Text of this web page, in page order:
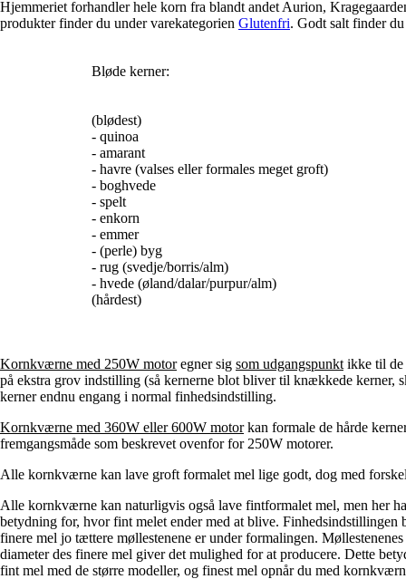
Hjemmeriet forhandler hele korn fra blandt andet Aurion,
produkter finder du under varekategorien Glutenfri. Godt salt finder
Bløde kerner:
(blødest)
- quinoa
- amarant
- havre (valses eller formales meget groft)
- boghvede
- spelt
- enkorn
- emmer
- (perle) byg
- rug (svedje/borris/alm)
- hvede (øland/dalar/purpur/alm)
(hårdest)
Kornkværne med 250W motoregner sig som udgangspunkt ikke til de
på ekstra grov indstilling (så kernerne blot bliver til knækkede kerner,
kerner endnu engang i normal finhedsindstilling.
Kornkværne med 360W eller 600W motorkan formale de hårde
fremgangsmåde som beskrevet ovenfor for 250W motorer.
Alle kornkværne kan lave groft formalet mel lige godt, dog med
Alle kornkværne kan naturligvis også lave fintformalet mel, men her
betydning for, hvor fint melet ender med at blive.
finere mel jo tættere møllestenene er under formalingen.
diameter des finere mel giver det mulighed for at producere. Dette
fint mel med de større modeller, og finest mel opnår du med